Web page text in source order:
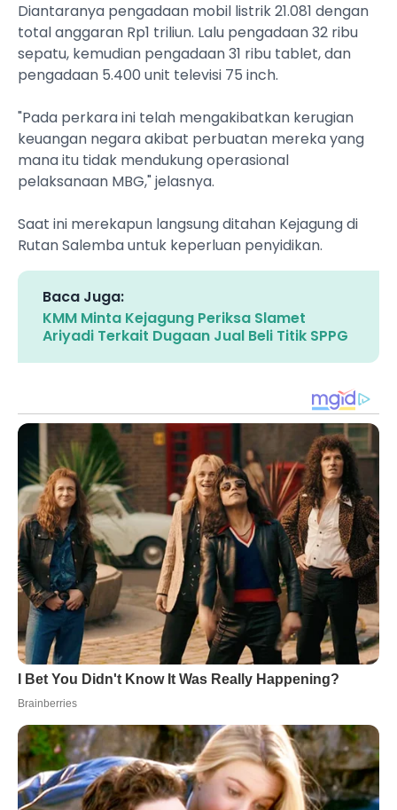
Diantaranya pengadaan mobil listrik 21.081 dengan
total anggaran Rp1 triliun. Lalu pengadaan 32 ribu
sepatu, kemudian pengadaan 31 ribu tablet, dan
pengadaan 5.400 unit televisi 75 inch.
"Pada perkara ini telah mengakibatkan kerugian
keuangan negara akibat perbuatan mereka yang
mana itu tidak mendukung operasional
pelaksanaan MBG," jelasnya.
Saat ini merekapun langsung ditahan Kejagung di
Rutan Salemba untuk keperluan penyidikan.
Baca Juga:
KMM Minta Kejagung Periksa Slamet
Ariyadi Terkait Dugaan Jual Beli Titik SPPG